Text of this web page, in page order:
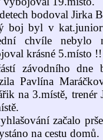
bodoval Jirka
boj byl v
chvíle nebylo
krásné 5.místo !!
závodního
Pavlína
na 3.místě, trenér
začalo
na cestu domů.